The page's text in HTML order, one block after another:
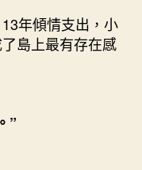
年傾情支出，小
島上最有存在感
”